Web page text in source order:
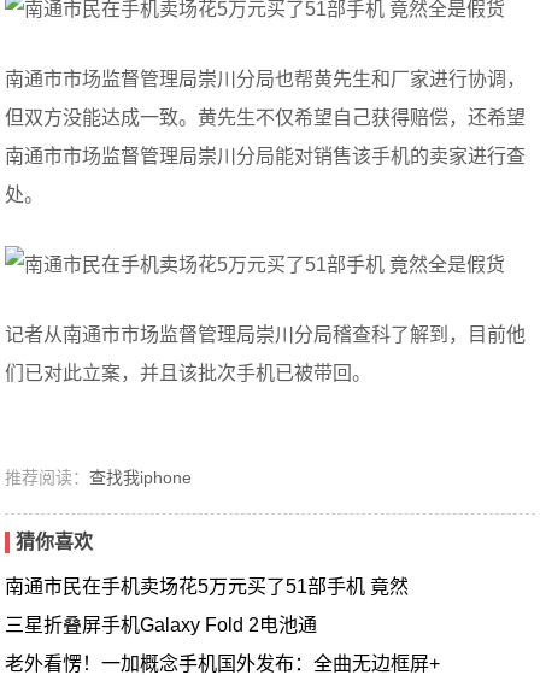
南通市市场监督管理局崇川分局也帮黄先生和厂家进行协调，
但双方没能达成一致。黄先生不仅希望自己获得赔偿，还希望
南通市市场监督管理局崇川分局能对销售该手机的卖家进行查
处。
记者从南通市市场监督管理局崇川分局稽查科了解到，目前他
们已对此立案，并且该批次手机已被带回。
推荐阅读：查找我iphone
猜你喜欢
南通市民在手机卖场花5万元买了51部手机 竟然
三星折叠屏手机Galaxy Fold 2电池通
老外看愣！一加概念手机国外发布：全曲无边框屏+